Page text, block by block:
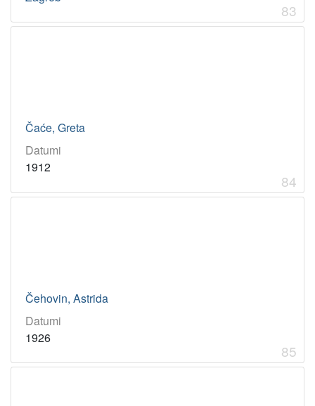
83
Čaće, Greta
Datumi
1912
84
Čehovin, Astrida
Datumi
1926
85